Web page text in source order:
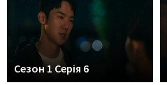
Сезон 1 Серія 6